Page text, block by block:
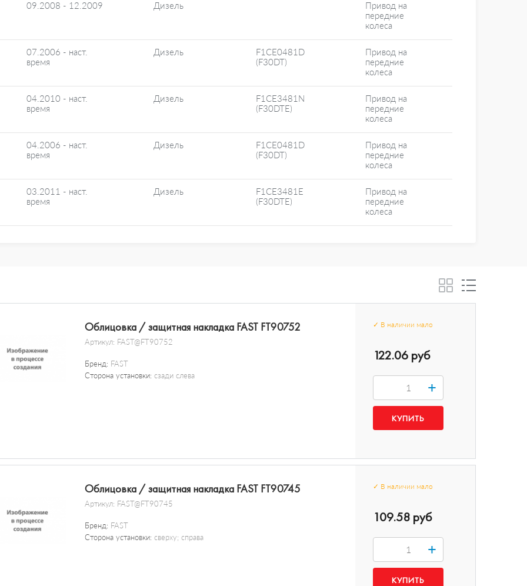
09.2008 - 12.2009 Дизель
Привод на
передние
колеса
07.2006 - наст.
время
Дизель
F1CE0481D
(F30DT)
Привод на
передние
колеса
04.2010 - наст.
время
Дизель
F1CE3481N
(F30DTE)
Привод на
передние
колеса
04.2006 - наст.
время
Дизель
F1CE0481D
(F30DT)
Привод на
передние
колеса
03.2011 - наст.
время
Дизель
F1CE3481E
(F30DTE)
Привод на
передние
колеса
Облицовка / защитная накладка FAST FT90752
Артикул: FAST@FT90752
Бренд: FAST
Сторона установки: сзади слева
✓ В наличии мало
122.06 руб
+
Облицовка / защитная накладка FAST FT90745
Артикул: FAST@FT90745
Бренд: FAST
Сторона установки: сверху; справа
✓ В наличии мало
109.58 руб
+